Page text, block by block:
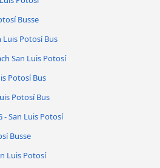
Busse
Luis Potosí Bus
San Luis Potosí
Potosí Bus
Potosí Bus
- San Luis Potosí
Busse
Luis Potosí